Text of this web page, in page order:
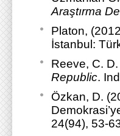
Araştırma
Platon,
İstanbul:
Reeve, C.
Republic.
Özkan, D.
24(94), 53-